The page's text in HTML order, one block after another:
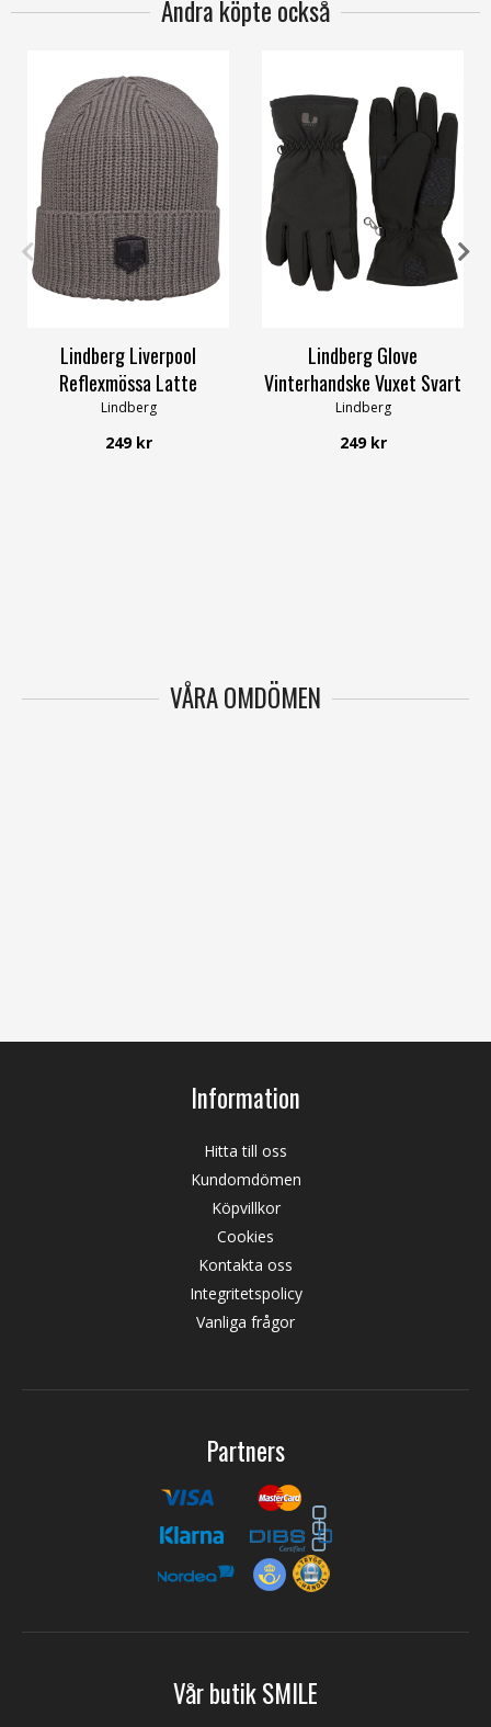
Andra köpte också
3/52-56cm 4/56-60cm
Lindberg Liverpool
Reflexmössa Latte
Lindberg
249 kr
7
Lindberg Glove
Vinterhandske Vuxet Svart
Lindberg
249 kr
VÅRA OMDÖMEN
Information
Hitta till oss
Kundomdömen
Köpvillkor
Cookies
Kontakta oss
Integritetspolicy
Vanliga frågor
Partners
Vår butik SMILE